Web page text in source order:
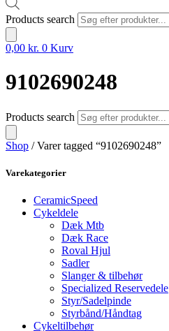
Products search
0,00 kr. 0 Kurv
9102690248
Products search
Shop / Varer tagged “9102690248”
Varekategorier
CeramicSpeed
Cykeldele
Dæk Mtb
Dæk Race
Roval Hjul
Sadler
Slanger & tilbehør
Specialized Reservedele
Styr/Sadelpinde
Styrbånd/Håndtag
Cykeltilbehør